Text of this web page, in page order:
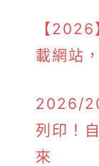
【
載網站
2026/
列印！
來